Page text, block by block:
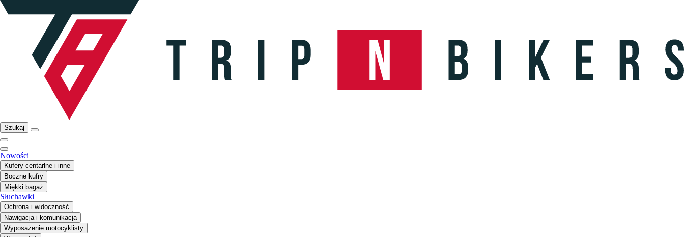
Szukaj
Nowości
Kufery centarlne i inne
Boczne kufry
Miękki bagaż
Słuchawki
Ochrona i widoczność
Nawigacja i komunikacja
Wyposażenie motocyklisty